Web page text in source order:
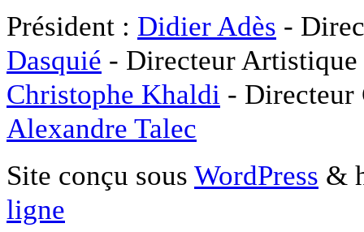
Président : Didier Adès -
Dasquié - Directeur
Christophe Khaldi -
Alexandre Talec
Site conçu sous WordPress &
ligne